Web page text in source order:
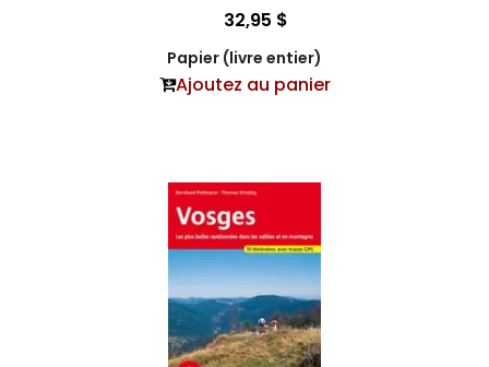
32,95 $
Papier (livre entier)
Ajoutez au panier